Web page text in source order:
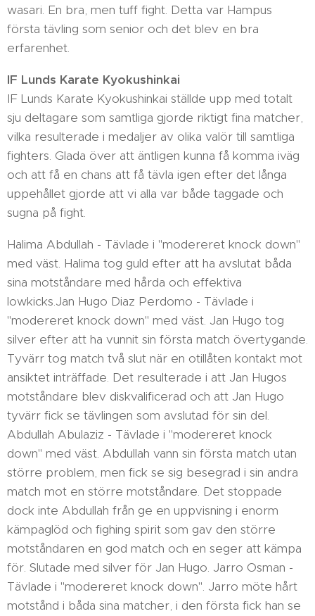
wasari. En bra, men tuff fight. Detta var Hampus
första tävling som senior och det blev en bra
erfarenhet.
IF Lunds Karate Kyokushinkai
IF Lunds Karate Kyokushinkai ställde upp med totalt
sju deltagare som samtliga gjorde riktigt fina matcher,
vilka resulterade i medaljer av olika valör till samtliga
fighters. Glada över att äntligen kunna få komma iväg
och att få en chans att få tävla igen efter det långa
uppehållet gjorde att vi alla var både taggade och
sugna på fight.
Halima Abdullah - Tävlade i "modereret knock down"
med väst. Halima tog guld efter att ha avslutat båda
sina motståndare med hårda och effektiva
lowkicks.Jan Hugo Diaz Perdomo - Tävlade i
"modereret knock down" med väst. Jan Hugo tog
silver efter att ha vunnit sin första match övertygande.
Tyvärr tog match två slut när en otillåten kontakt mot
ansiktet inträffade. Det resulterade i att Jan Hugos
motståndare blev diskvalificerad och att Jan Hugo
tyvärr fick se tävlingen som avslutad för sin del.
Abdullah Abulaziz - Tävlade i "modereret knock
down" med väst. Abdullah vann sin första match utan
större problem, men fick se sig besegrad i sin andra
match mot en större motståndare. Det stoppade
dock inte Abdullah från ge en uppvisning i enorm
kämpaglöd och fighing spirit som gav den större
motståndaren en god match och en seger att kämpa
för. Slutade med silver för Jan Hugo. Jarro Osman -
Tävlade i "modereret knock down". Jarro möte hårt
motstånd i båda sina matcher, i den första fick han se